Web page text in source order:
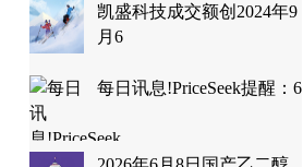
凯盛科技成交额创2024年9
月6
每日讯息!PriceSeek提醒：6